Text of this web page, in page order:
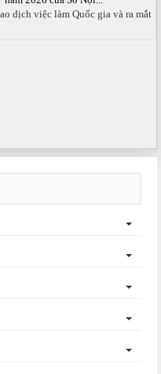
dịch việc làm Quốc gia và ra mắt